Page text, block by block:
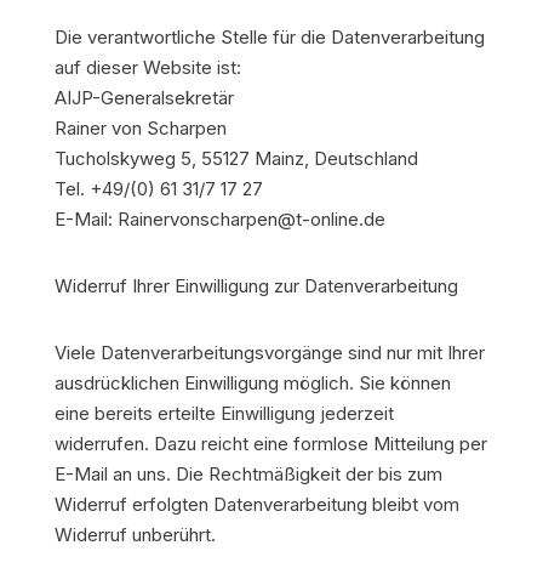
Die verantwortliche Stelle für die Datenverarbeitung
auf dieser Website ist:
AIJP-Generalsekretär
Rainer von Scharpen
Tucholskyweg 5, 55127 Mainz, Deutschland
Tel. +49/(0) 61 31/7 17 27
E-Mail: Rainervonscharpen@t-online.de
Widerruf Ihrer Einwilligung zur Datenverarbeitung
Viele Datenverarbeitungsvorgänge sind nur mit Ihrer
ausdrücklichen Einwilligung möglich. Sie können
eine bereits erteilte Einwilligung jederzeit
widerrufen. Dazu reicht eine formlose Mitteilung per
E-Mail an uns. Die Rechtmäßigkeit der bis zum
Widerruf erfolgten Datenverarbeitung bleibt vom
Widerruf unberührt.